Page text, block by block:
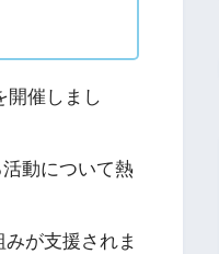
開催しまし
動について熱
が支援されま